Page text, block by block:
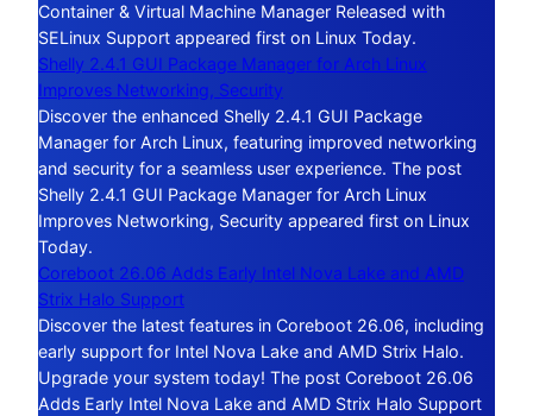
Container & Virtual Machine Manager Released with
SELinux Support appeared first on Linux Today.
Shelly 2.4.1 GUI Package Manager for Arch Linux
Improves Networking, Security
Discover the enhanced Shelly 2.4.1 GUI Package
Manager for Arch Linux, featuring improved networking
and security for a seamless user experience. The post
Shelly 2.4.1 GUI Package Manager for Arch Linux
Improves Networking, Security appeared first on Linux
Today.
Coreboot 26.06 Adds Early Intel Nova Lake and AMD
Strix Halo Support
Discover the latest features in Coreboot 26.06, including
early support for Intel Nova Lake and AMD Strix Halo.
Upgrade your system today! The post Coreboot 26.06
Adds Early Intel Nova Lake and AMD Strix Halo Support